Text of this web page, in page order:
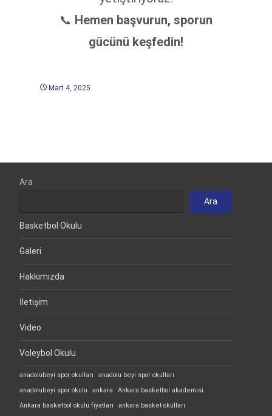
📞 Hemen başvurun, sporun
gücünü keşfedin!
Mart 4, 2025
Ara
Ara
Basketbol Okulu
Galeri
Hakkımızda
İletişim
Video
Voleybol Okulu
anadolubeyi spor okulları
anadolu beyi spor okulları
anadolubeyi spor okulu
ankara
Ankara basketbol akademisi
Ankara basketbol okulu fiyatları
ankara basket okulları